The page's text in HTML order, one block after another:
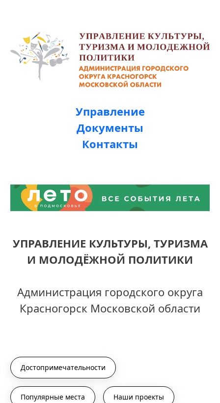
Управление
Документы
Контакты
УПРАВЛЕНИЕ КУЛЬТУРЫ, ТУРИЗМА
И МОЛОДЁЖНОЙ ПОЛИТИКИ
Администрация городского округа
Красногорск Московской области
Достопримечательности
Популярные места Наши проекты